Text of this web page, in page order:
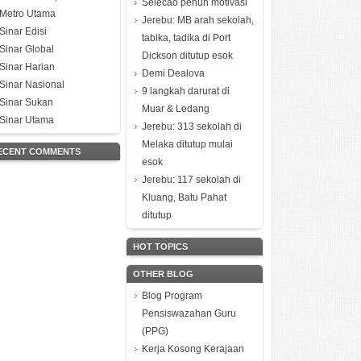
Metro Utama
Sinar Edisi
Sinar Global
Sinar Harian
Sinar Nasional
Sinar Sukan
Sinar Utama
COMMENTS
Selecao penuh motivasi
Jerebu: MB arah sekolah,
tabika, tadika di Port
Dickson ditutup esok
Demi Dealova
9 langkah darurat di
Muar & Ledang
Jerebu: 313 sekolah di
Melaka ditutup mulai
esok
Jerebu: 117 sekolah di
Kluang, Batu Pahat
ditutup
HOT TOPICS
OTHER BLOG
Blog Program
Pensiswazahan Guru
(PPG)
Kerja Kosong Kerajaan